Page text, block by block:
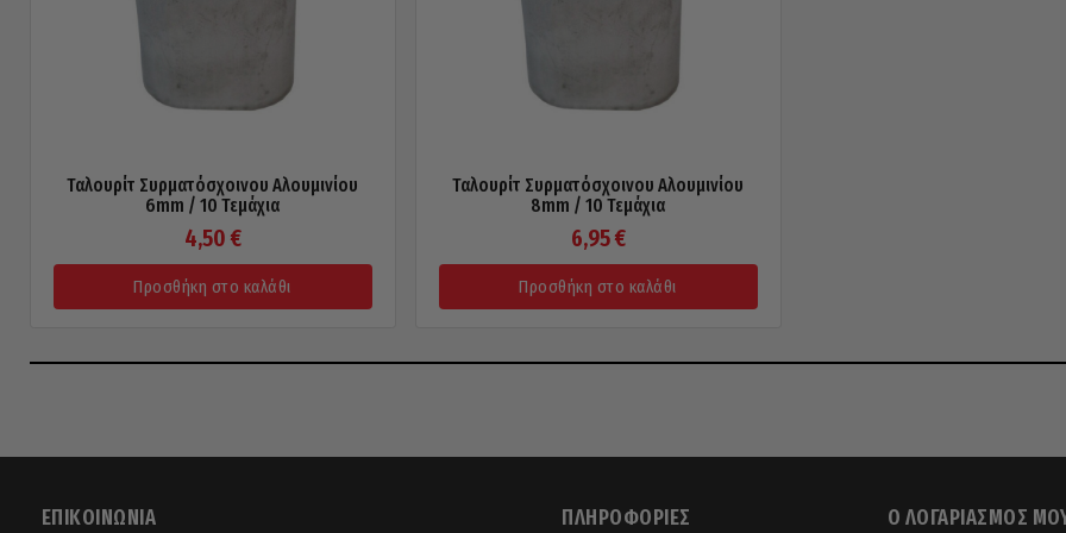
Ταλουρίτ Συρματόσχοινου Αλουμινίου
6mm / 10 Τεμάχια
4,50 €
Προσθήκη στο καλάθι
Ταλουρίτ Συρματόσχοινου Αλουμινίου
8mm / 10 Τεμάχια
6,95€
Προσθήκη στο καλάθι
ΕΠΙΚΟΙΝΩΝΊΑ ΠΛΗΡΟΦΟΡΊΕΣ Ο ΛΟΓΑΡΙΑΣΜΌΣ